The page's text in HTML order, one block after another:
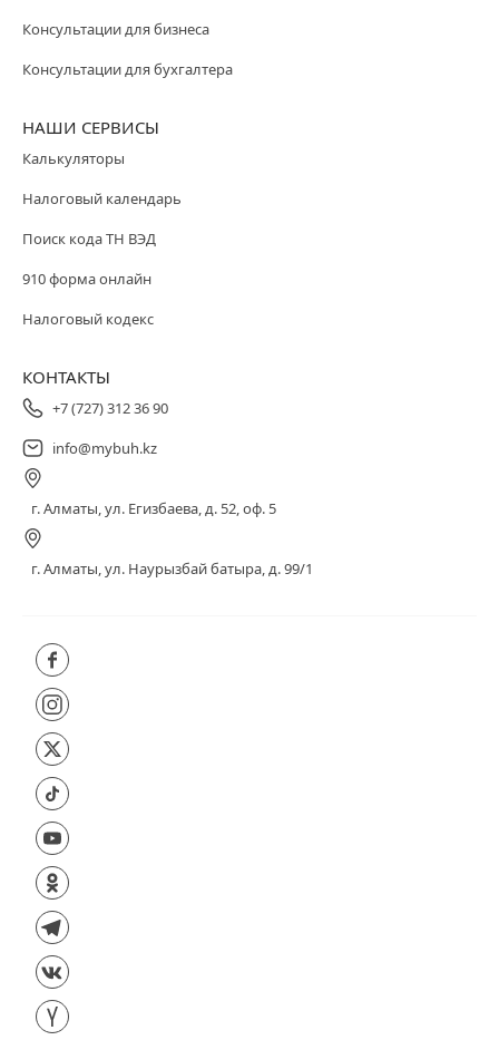
Консультации для бизнеса
Консультации для бухгалтера
НАШИ СЕРВИСЫ
Калькуляторы
Налоговый календарь
Поиск кода ТН ВЭД
910 форма онлайн
Налоговый кодекс
КОНТАКТЫ
+7 (727) 312 36 90
info@mybuh.kz
г. Алматы, ул. Егизбаева, д. 52, оф. 5
г. Алматы, ул. Наурызбай батыра, д. 99/1